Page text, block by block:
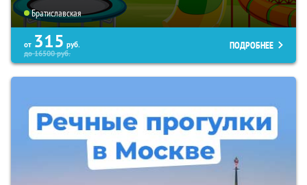
Братиславская
от 315 руб.
до16500руб.
ПОДРОБНЕЕ